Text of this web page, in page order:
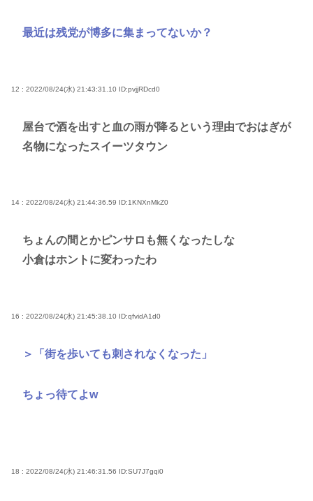
最近は残党が博多に集まってないか？
12 : 2022/08/24(水) 21:43:31.10 ID:pvjjRDcd0
屋台で酒を出すと血の雨が降るという理由でおはぎが
名物になったスイーツタウン
14 : 2022/08/24(水) 21:44:36.59 ID:1KNXnMkZ0
ちょんの間とかピンサロも無くなったしな
小倉はホントに変わったわ
16 : 2022/08/24(水) 21:45:38.10 ID:qfvidA1d0
＞「街を歩いても刺されなくなった」
ちょっ待てよw
18 : 2022/08/24(水) 21:46:31.56 ID:SU7J7gqi0